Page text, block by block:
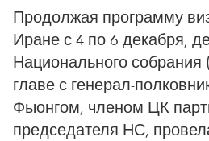
Продолжая программу
Иране с 4 по 6 декабря,
Национального
главе с генерал-
Фыонгом, членом ЦК
председателя НС,